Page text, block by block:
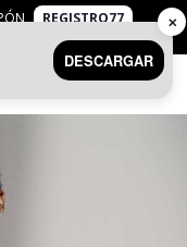
REGISTRO77
DESCARGAR
✕